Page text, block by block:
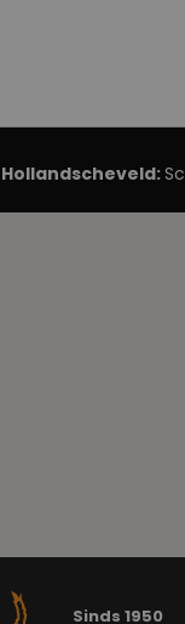
Hollandscheveld:
Sinds 1950